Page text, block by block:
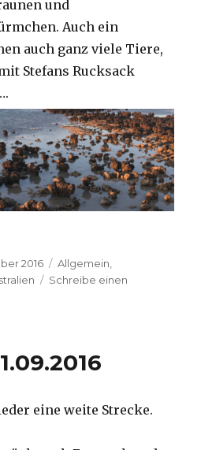
und
Auch ein
auch ganz viele Tiere,
Stefans Rucksack
2016 Kategorien
Allgemein
Schreibe einen
eine weite Strecke.